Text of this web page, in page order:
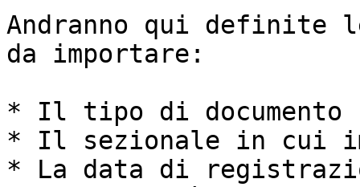
Andranno qui
da importare:
* Il tipo di documento
* Il sezionale in cui
* La data di